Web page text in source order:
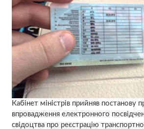
Кабінет міністрів прийняв постанову
впровадження електронного
свідоцтва про реєстрацію